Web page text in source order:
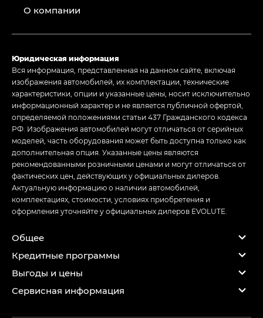
О компании
Юридическая информация
Вся информация, представленная на данном сайте, включая
изображения автомобилей, их комплектации, технические
характеристики, опции и указанные цены, носит исключительно
информационный характер и не является публичной офертой,
определяемой положениями статьи 437 Гражданского кодекса
РФ. Изображения автомобилей могут отличаться от серийных
моделей, часть оборудования может быть доступна только как
дополнительная опция. Указанные цены являются
рекомендованными розничными ценами и могут отличаться от
фактических цен, действующих у официальных дилеров.
Актуальную информацию о наличии автомобилей,
комплектациях, стоимости, условиях приобретения и
оформления уточняйте у официальных дилеров EVOLUTE.
Общее
Кредитные программы
Выгоды и цены
Сервисная информация